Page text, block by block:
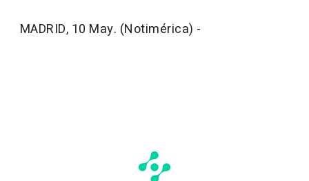
MADRID, 10 May. (Notimérica) -